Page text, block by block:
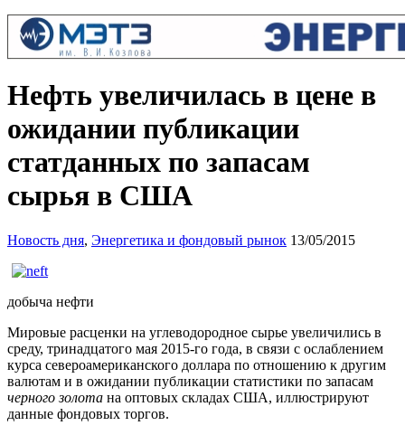
Нефть увеличилась в цене в
ожидании публикации
статданных по запасам
сырья в США
Новость дня, Энергетика и фондовый рынок 13/05/2015
добыча нефти
Мировые расценки на углеводородное сырье увеличились в
среду, тринадцатого мая 2015-го года, в связи с ослаблением
курса североамериканского доллара по отношению к другим
валютам и в ожидании публикации статистики по запасам
черного золота на оптовых складах США, иллюстрируют
данные фондовых торгов.